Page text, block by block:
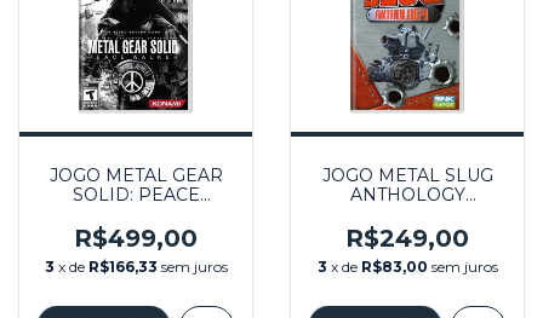
JOGO METAL GEAR
SOLID: PEACE
- PSP
R$499,00
3 x de R$166,33 sem juros
JOGO METAL SLUG
ANTHOLOGY
R$249,00
3 x de R$83,00 sem juros